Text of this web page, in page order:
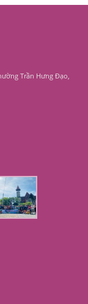
Trần Hưng Đạo,